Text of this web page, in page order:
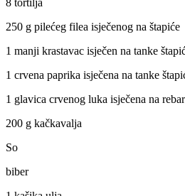
8 tortilja
250 g pilećeg filea isječenog na štapiće
1 manji krastavac isječen na tanke
1 crvena paprika isječena na tanke
1 glavica crvenog luka isječena na
200 g kačkavalja
So
biber